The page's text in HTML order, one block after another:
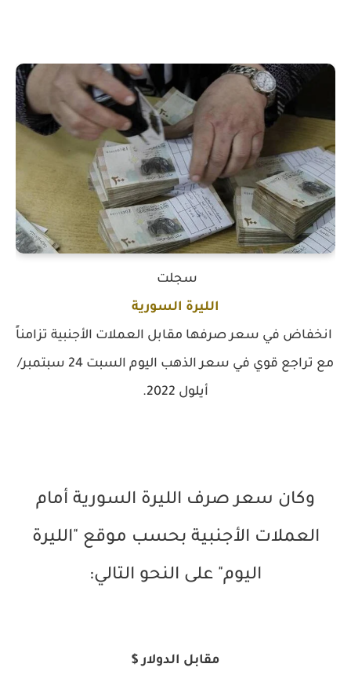
سجلت
الليرة السورية
انخفاض في سعر صرفها مقابل العملات الأجنبية تزامناً
مع تراجع قوي في سعر الذهب اليوم السبت 24 سبتمبر/
أيلول 2022.
وكان سعر صرف الليرة السورية أمام
العملات الأجنبية بحسب موقع "الليرة
اليوم" على النحو التالي:
مقابل الدولار $